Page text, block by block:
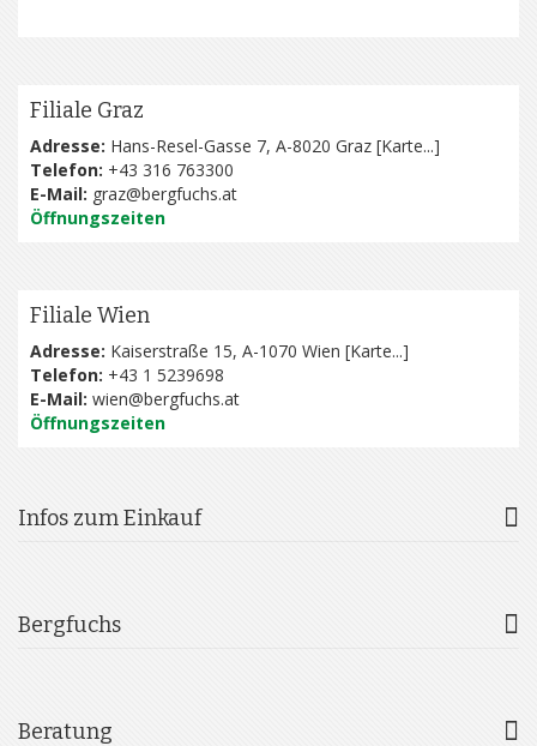
Filiale Graz
Adresse: Hans-Resel-Gasse 7, A-8020 Graz [Karte...]
Telefon: +43 316 763300
E-Mail: graz@bergfuchs.at
Öffnungszeiten
Filiale Wien
Adresse: Kaiserstraße 15, A-1070 Wien [Karte...]
Telefon: +43 1 5239698
E-Mail: wien@bergfuchs.at
Öffnungszeiten
Infos zum Einkauf
Bergfuchs
Beratung